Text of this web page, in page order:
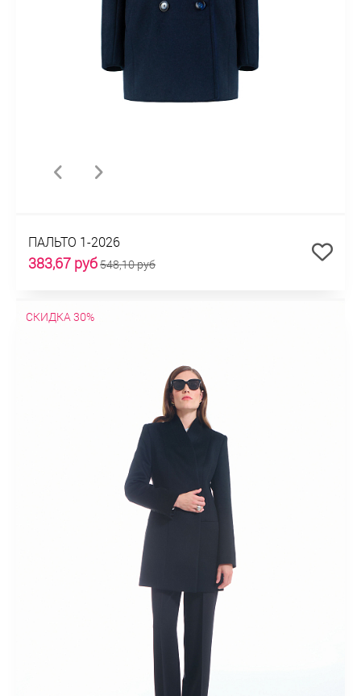
ПАЛЬТО 1-2026
383,67 руб548,10 руб
СКИДКА 30%